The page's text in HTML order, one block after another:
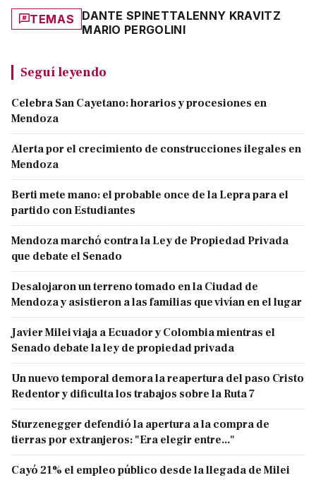
TEMAS DANTE SPINETTALENNY KRAVITZ
MARIO PERGOLINI
Seguí leyendo
Celebra San Cayetano: horarios y procesiones en
Mendoza
Alerta por el crecimiento de construcciones ilegales en
Mendoza
Berti mete mano: el probable once de la Lepra para el
partido con Estudiantes
Mendoza marchó contra la Ley de Propiedad Privada
que debate el Senado
Desalojaron un terreno tomado en la Ciudad de
Mendoza y asistieron a las familias que vivían en el lugar
Javier Milei viaja a Ecuador y Colombia mientras el
Senado debate la ley de propiedad privada
Un nuevo temporal demora la reapertura del paso Cristo
Redentor y dificulta los trabajos sobre la Ruta 7
Sturzenegger defendió la apertura a la compra de
tierras por extranjeros: "Era elegir entre..."
Cayó 21% el empleo público desde la llegada de Milei